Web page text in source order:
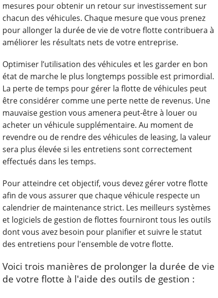
mesures pour obtenir un retour sur investissement sur
chacun des véhicules. Chaque mesure que vous prenez
pour allonger la durée de vie de votre flotte contribuera à
améliorer les résultats nets de votre entreprise.
Optimiser l’utilisation des véhicules et les garder en bon
état de marche le plus longtemps possible est primordial.
La perte de temps pour gérer la flotte de véhicules peut
être considérer comme une perte nette de revenus. Une
mauvaise gestion vous amenera peut-être à louer ou
acheter un véhicule supplémentaire. Au moment de
revendre ou de rendre des véhicules de leasing, la valeur
sera plus élevée si les entretiens sont correctement
effectués dans les temps.
Pour atteindre cet objectif, vous devez gérer votre flotte
afin de vous assurer que chaque véhicule respecte un
calendrier de maintenance strict. Les meilleurs systèmes
et logiciels de gestion de flottes fourniront tous les outils
dont vous avez besoin pour planifier et suivre le statut
des entretiens pour l'ensemble de votre flotte.
Voici trois manières de prolonger la durée de vie
de votre flotte à l'aide des outils de gestion :